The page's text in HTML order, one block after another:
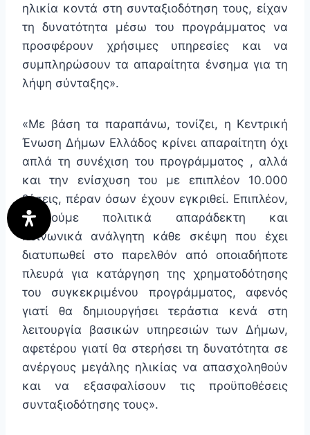
ηλικία κοντά στη συνταξιοδότηση τους, είχαν
τη δυνατότητα μέσω του προγράμματος να
προσφέρουν χρήσιμες υπηρεσίες και να
συμπληρώσουν τα απαραίτητα ένσημα για τη
λήψη σύνταξης».
«Με βάση τα παραπάνω, τονίζει, η Κεντρική
Ένωση Δήμων Ελλάδος κρίνει απαραίτητη όχι
απλά τη συνέχιση του προγράμματος , αλλά
και την ενίσχυση του με επιπλέον 10.000
θέσεις, πέραν όσων έχουν εγκριθεί. Επιπλέον,
θεωρούμε πολιτικά απαράδεκτη και
κοινωνικά ανάλγητη κάθε σκέψη που έχει
διατυπωθεί στο παρελθόν από οποιαδήποτε
πλευρά για κατάργηση της χρηματοδότησης
του συγκεκριμένου προγράμματος, αφενός
γιατί θα δημιουργήσει τεράστια κενά στη
λειτουργία βασικών υπηρεσιών των Δήμων,
αφετέρου γιατί θα στερήσει τη δυνατότητα σε
ανέργους μεγάλης ηλικίας να απασχοληθούν
και να εξασφαλίσουν τις προϋποθέσεις
συνταξιοδότησης τους».